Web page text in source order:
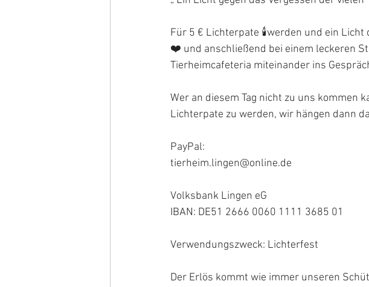
Für 5 € Lichterpate 🕯werden und ein
❤️ und anschließend bei einem leckeren
Tierheimcafeteria miteinander ins
Wer an diesem Tag nicht zu uns kommen
Lichterpate zu werden, wir hängen dann
PayPal:
tierheim.lingen@online.de
Volksbank Lingen eG
IBAN: DE51 2666 0060 1111 3685 01
Verwendungszweck: Lichterfest
Der Erlös kommt wie immer unseren